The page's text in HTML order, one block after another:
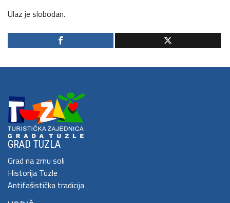
Ulaz je slobodan.
GRAD TUZLA
Grad na zrnu soli
Historija Tuzle
Antifašistička tradicija